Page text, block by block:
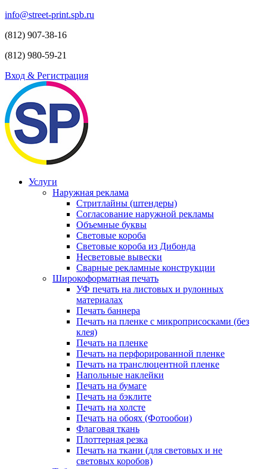
info@street-print.spb.ru
(812) 907-38-16
(812) 980-59-21
Вход & Регистрация
Услуги
Наружная реклама
Стритлайны (штендеры)
Согласование наружной рекламы
Объемные буквы
Световые короба
Световые короба из Дибонда
Несветовые вывески
Сварные рекламные конструкции
Широкоформатная печать
УФ печать на листовых и рулонных
материалах
Печать баннера
Печать на пленке с микроприсосками (без
клея)
Печать на пленке
Печать на перфорированной пленке
Печать на транслюцентной пленке
Напольные наклейки
Печать на бумаге
Печать на бэклите
Печать на холсте
Печать на обоях (Фотообои)
Флаговая ткань
Плоттерная резка
Печать на ткани (для световых и не
световых коробов)